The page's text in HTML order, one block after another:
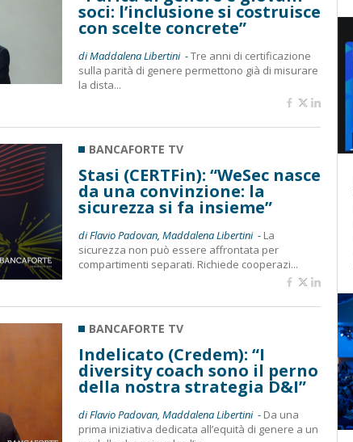
soci: l’inclusione si costruisce
con scelte concrete”
di Maddalena Libertini -Tre anni di certificazione
sulla parità di genere permettono già di misurare
la dista...
BANCAFORTE TV
Stasi (CERTFin): “WeSec nasce
da una convinzione: la
sicurezza si fa insieme”
di Flavio Padovan, Maddalena Libertini - La
sicurezza non può essere affrontata per
compartimenti separati. Richiede cooperazi...
BANCAFORTE TV
Indelicato (Credem): “I
diversity coach sono il perno
della nostra strategia D&I”
di Flavio Padovan, Maddalena Libertini - Da una
prima iniziativa dedicata all’equità di genere a un